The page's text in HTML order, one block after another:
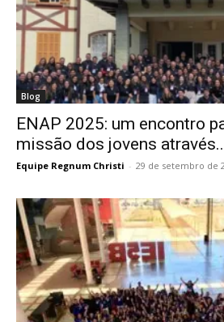
Blog
ENAP 2025: um encontro
missão dos jovens
Equipe Regnum Christi - 29 de setembro de